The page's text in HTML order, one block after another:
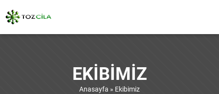
EKIBIMIZ
Anasayfa » Ekibimiz